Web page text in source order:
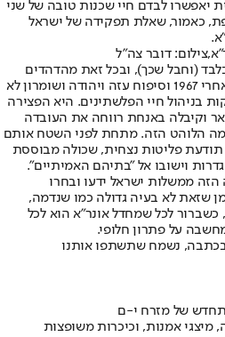
יאפשרו לבדם חיי שכנות טובה של שני
כאמור, שאלת תפקידה של ישראל
דובר צה"ל
(וחבל שכך), ובכל זאת מהדהדים
ממנו צלילים מוכרים: ישראל של אחרי 1967 וסיפוח עזה ויהודה ושומרון לא
חיי הפלשתינים. היא הפצירה
וקיבלה באנחת רווחה את העובדה
הלוהט הזה. מתחת לפני השטח אותם
תודעת פליטות נצחית, שכולה מבוססת
וישובו אל "בתיהם האמיתיים".
ממשלות ישראל ידעו ובחרו
שזאת לא בעיה גדולה כמו שנדמה,
כשברור לכל שמחדל אונר"א הוא לכל
על פתרון חלופי.
נשמח שתשתפו אותנו
של מזרח י-ם
אמנות, וכיכרות משופצות